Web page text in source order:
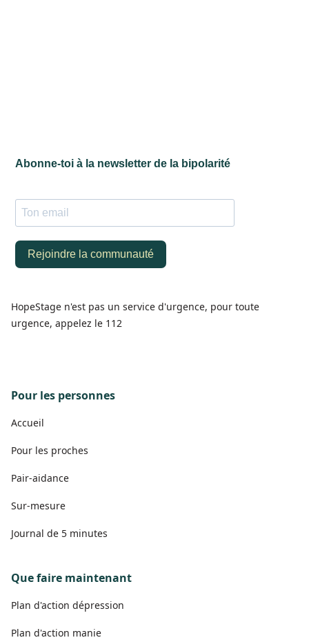
HopeStage n'est pas un service d'urgence, pour toute
urgence, appelez le 112
Pour les personnes
Accueil
Pour les proches
Pair-aidance
Sur-mesure
Journal de 5 minutes
Que faire maintenant
Plan d'action dépression
Plan d'action manie